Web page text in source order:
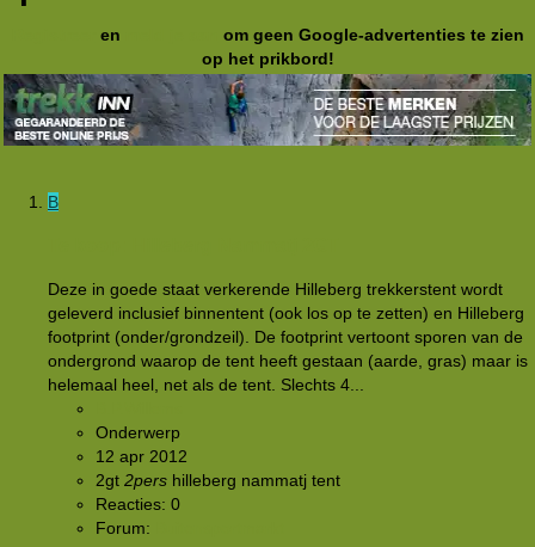
en
om geen Google-advertenties te zien
op het prikbord!
B
Deze in goede staat verkerende Hilleberg trekkerstent wordt
geleverd inclusief binnentent (ook los op te zetten) en Hilleberg
footprint (onder/grondzeil). De footprint vertoont sporen van de
ondergrond waarop de tent heeft gestaan (aarde, gras) maar is
helemaal heel, net als de tent. Slechts 4...
Onderwerp
12 apr 2012
2gt 2pers hilleberg nammatj tent
Reacties: 0
Forum: